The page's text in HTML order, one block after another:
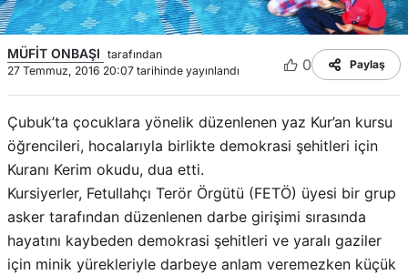
MÜFİT ONBAŞI tarafından
27 Temmuz, 2016 20:07 tarihinde yayınlandı
0 Paylaş
Çubuk’ta çocuklara yönelik düzenlenen yaz Kur’an kursu
öğrencileri, hocalarıyla birlikte demokrasi şehitleri için
Kuranı Kerim okudu, dua etti.
Kursiyerler, Fetullahçı Terör Örgütü (FETÖ) üyesi bir grup
asker tarafından düzenlenen darbe girişimi sırasında
hayatını kaybeden demokrasi şehitleri ve yaralı gaziler
için minik yürekleriyle darbeye anlam veremezken küçük